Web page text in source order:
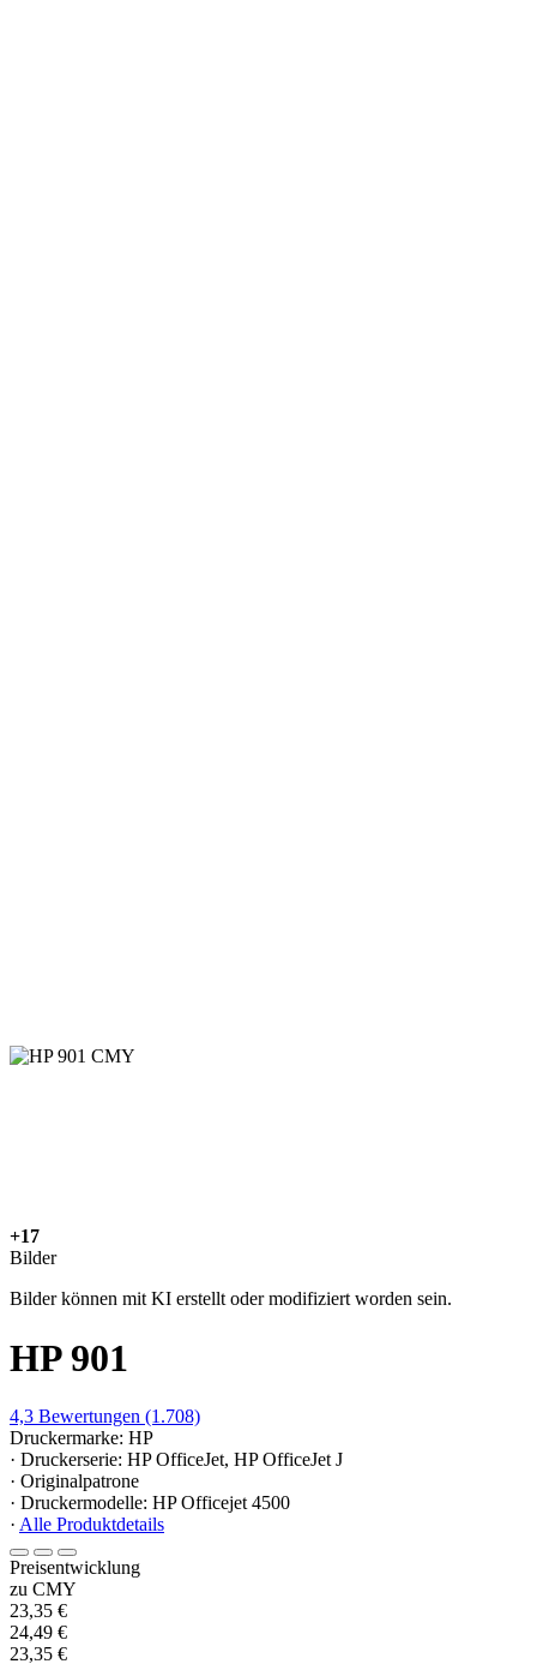
+17
Bilder
Bilder können mit KI erstellt oder modifiziert worden sein.
HP 901
4,3 Bewertungen (1.708)
Druckermarke: HP
· Druckerserie: HP OfficeJet, HP OfficeJet J
· Originalpatrone
· Druckermodelle: HP Officejet 4500
· Alle Produktdetails
Preisentwicklung
zu CMY
23,35 €
24,49 €
23,35 €